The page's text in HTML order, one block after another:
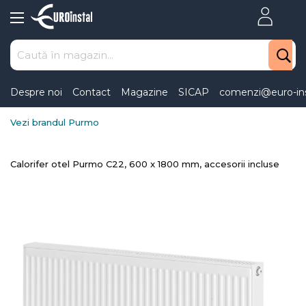
to
Content
Despre noi Contact Magazine SICAP comenzi@euro-
Vezi brandul Purmo
Calorifer otel Purmo C22, 600 x 1800 mm, accesorii incluse
end